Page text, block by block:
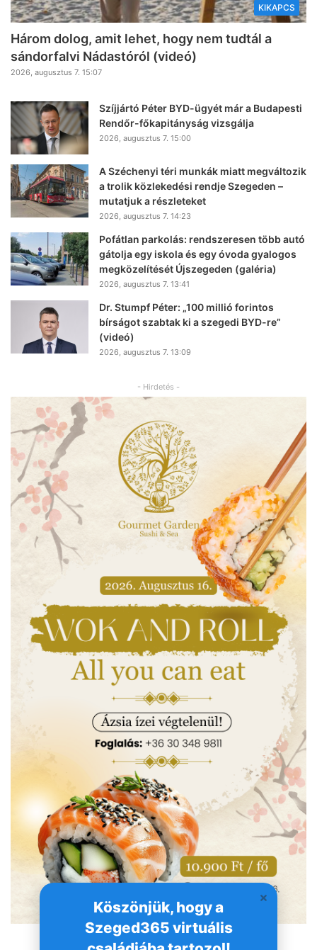
Köszönjük, hogy a
Szeged365 virtuális
KIKAPCS
Három dolog, amit lehet, hogy nem tudtál a
sándorfalvi Nádastóról (videó)
2026, augusztus 7. 15:07
Szíjjártó Péter BYD-ügyét már a Budapesti
Rendőr-főkapitányság vizsgálja
2026, augusztus 7. 15:00
A Széchenyi téri munkák miatt megváltozik
a trolik közlekedési rendje Szegeden –
mutatjuk a részleteket
2026, augusztus 7. 14:23
Pofátlan parkolás: rendszeresen több autó
gátolja egy iskola és egy óvoda gyalogos
megközelítését Újszegeden (galéria)
2026, augusztus 7. 13:41
Dr. Stumpf Péter: „100 millió forintos
bírságot szabtak ki a szegedi BYD-re”
(videó)
2026, augusztus 7. 13:09
- Hirdetés -